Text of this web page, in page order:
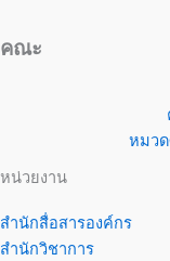
คณะ
หมว
หน่วยงาน
สำนักสื่อสารองค์กร
สำนักวิชาการ